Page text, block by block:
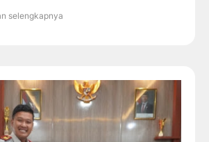
selengkapnya